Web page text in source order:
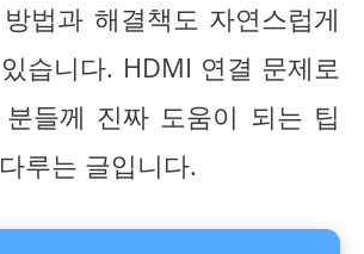
법과 해결책도 자연스럽게
습니다. HDMI 연결 문제로
들께 진짜 도움이 되는 팁
루는 글입니다.